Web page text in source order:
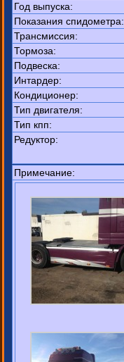
Год выпуска:
Показания спидометра:
Трансмиссия:
Тормоза:
Подвеска:
Интардер:
Кондиционер:
Тип двигателя:
Тип кпп:
Редуктор:
Примечание: